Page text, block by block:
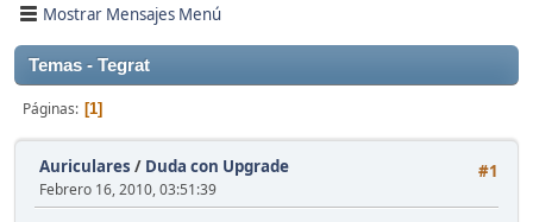
Mostrar Mensajes Menú
Temas - Tegrat
Páginas 1
#1
Auriculares / Duda con Upgrade
Febrero 16, 2010, 03:51:39